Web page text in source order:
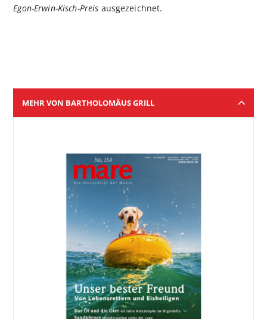
Egon-Erwin-Kisch-Preis ausgezeichnet.
MEHR VON BARTHOLOMÄUS GRILL